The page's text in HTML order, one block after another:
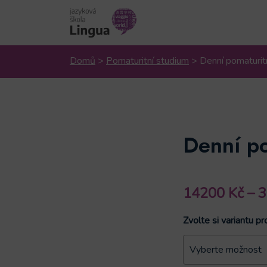
Domů > Pomaturitní studium > Denní
Denní
14200 Kč–
Zvolte si variantu